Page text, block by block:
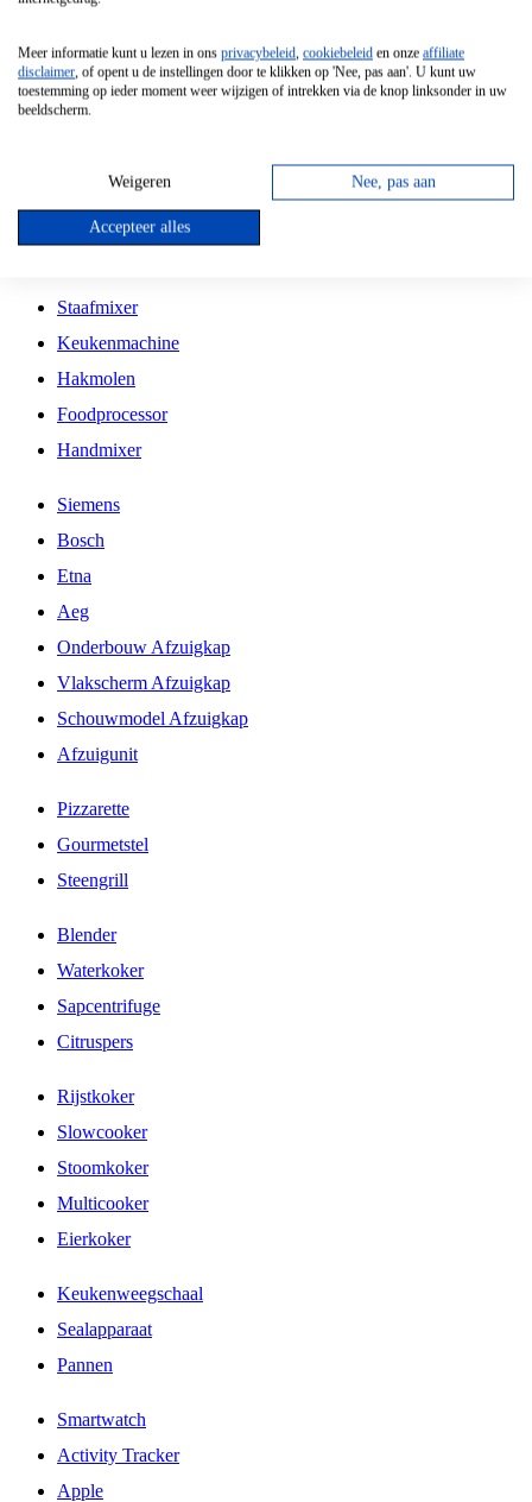
Vrijstaande Magnetron
Vrijstaande Kookplaat
Inbouw Gaskookplaat
Inbouw Keramische Kookplaat
Kookplaat Accessoires
Staafmixer
Keukenmachine
Hakmolen
Foodprocessor
Handmixer
Siemens
Bosch
Etna
Aeg
Onderbouw Afzuigkap
Vlakscherm Afzuigkap
Schouwmodel Afzuigkap
Afzuigunit
Pizzarette
Gourmetstel
Steengrill
Blender
Waterkoker
Sapcentrifuge
Citruspers
Rijstkoker
Slowcooker
Stoomkoker
Multicooker
Eierkoker
Keukenweegschaal
Sealapparaat
Pannen
Smartwatch
Activity Tracker
Apple
Meer informatie kunt u lezen in ons privacybeleid, cookiebeleid en onze affiliate
disclaimer, of opent u de instellingen door te klikken op 'Nee, pas aan'. U kunt uw
toestemming op ieder moment weer wijzigen of intrekken via de knop linksonder in uw
beeldscherm.
Weigeren Nee, pas aan
Accepteer alles